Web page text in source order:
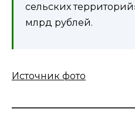
сельских
млрд рублей.
Источник фото